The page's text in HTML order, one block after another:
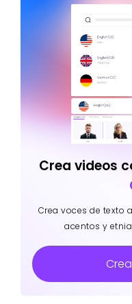
Crea videos
Crea voces de texto
acentos y